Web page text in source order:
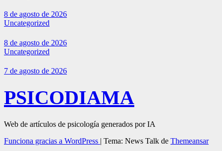
8 de agosto de 2026
Uncategorized
8 de agosto de 2026
Uncategorized
7 de agosto de 2026
PSICODIAMA
Web de artículos de psicología generados por IA
Funciona gracias a WordPress | Tema: News Talk de Themeansar